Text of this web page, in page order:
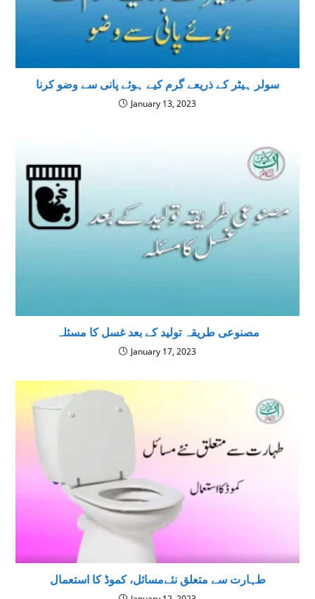
سولر ہیٹر کے ذریعے گرم کیے ہوئے پانی سے وضو کرنا
January 13, 2023
مصنوعی طریقہ تولید کے بعد غسل كا مسئلہ
January 17, 2023
طہارت سے متعلق نئےمسائل، کموڈ کا استعمال